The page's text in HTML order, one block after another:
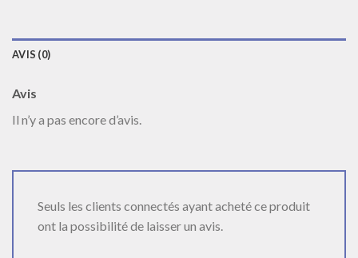
AVIS (0)
Avis
Il n’y a pas encore d’avis.
Seuls les clients connectés ayant acheté ce produit
ont la possibilité de laisser un avis.